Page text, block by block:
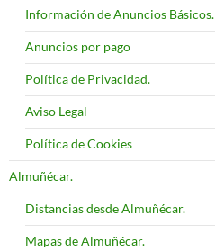
Información de Anuncios Básicos.
Anuncios por pago
Política de Privacidad.
Aviso Legal
Política de Cookies
Almuñécar.
Distancias desde Almuñécar.
Mapas de Almuñécar.